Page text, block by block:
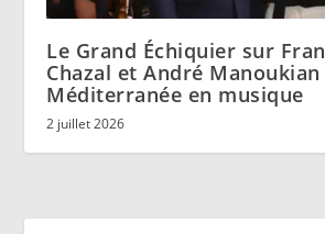
Le Grand Échiquier sur
Chazal et André
Méditerranée en musique
2 juillet 2026